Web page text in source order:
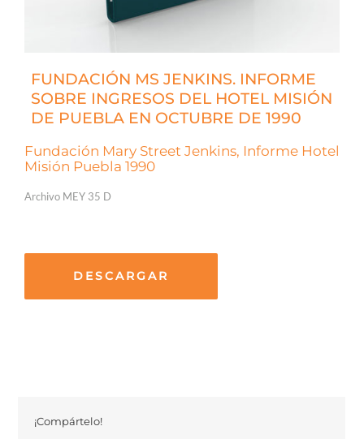
FUNDACIÓN MS JENKINS. INFORME
SOBRE INGRESOS DEL HOTEL MISIÓN
DE PUEBLA EN OCTUBRE DE 1990
Fundación Mary Street Jenkins, Informe Hotel
Misión Puebla 1990
Archivo MEY 35 D
DESCARGAR
¡Compártelo!